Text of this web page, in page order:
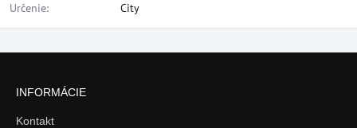
Určenie: City
INFORMÁCIE
Kontakt